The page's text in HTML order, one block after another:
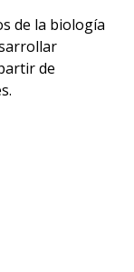
de la biología
de